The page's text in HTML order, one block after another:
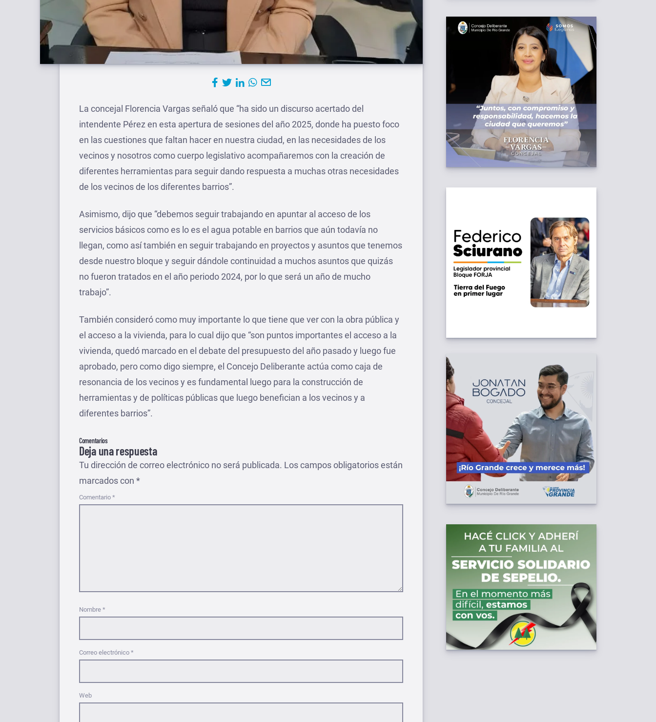
La concejal Florencia Vargas señaló que “ha sido un discurso acertado del
intendente Pérez en esta apertura de sesiones del año 2025, donde ha puesto foco
en las cuestiones que faltan hacer en nuestra ciudad, en las necesidades de los
vecinos y nosotros como cuerpo legislativo acompañaremos con la creación de
diferentes herramientas para seguir dando respuesta a muchas otras necesidades
de los vecinos de los diferentes barrios”.
Asimismo, dijo que “debemos seguir trabajando en apuntar al acceso de los
servicios básicos como es lo es el agua potable en barrios que aún todavía no
llegan, como así también en seguir trabajando en proyectos y asuntos que tenemos
desde nuestro bloque y seguir dándole continuidad a muchos asuntos que quizás
no fueron tratados en el año periodo 2024, por lo que será un año de mucho
trabajo”.
También consideró como muy importante lo que tiene que ver con la obra pública y
el acceso a la vivienda, para lo cual dijo que “son puntos importantes el acceso a la
vivienda, quedó marcado en el debate del presupuesto del año pasado y luego fue
aprobado, pero como digo siempre, el Concejo Deliberante actúa como caja de
resonancia de los vecinos y es fundamental luego para la construcción de
herramientas y de políticas públicas que luego benefician a los vecinos y a
diferentes barrios”.
Comentarios
Deja una respuesta
Tu dirección de correo electrónico no será publicada. Los campos obligatorios están
marcados con *
Comentario *
Nombre *
Correo electrónico *
Web